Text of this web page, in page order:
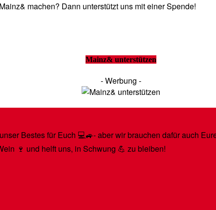
machen? Dann unterstützt uns mit einer Spende!
Mainz& unterstützen
- Werbung -
Bestes für Euch 💻🚙- aber wir brauchen dafür auch
🍷 und helft uns, in Schwung 💪 zu bleiben!